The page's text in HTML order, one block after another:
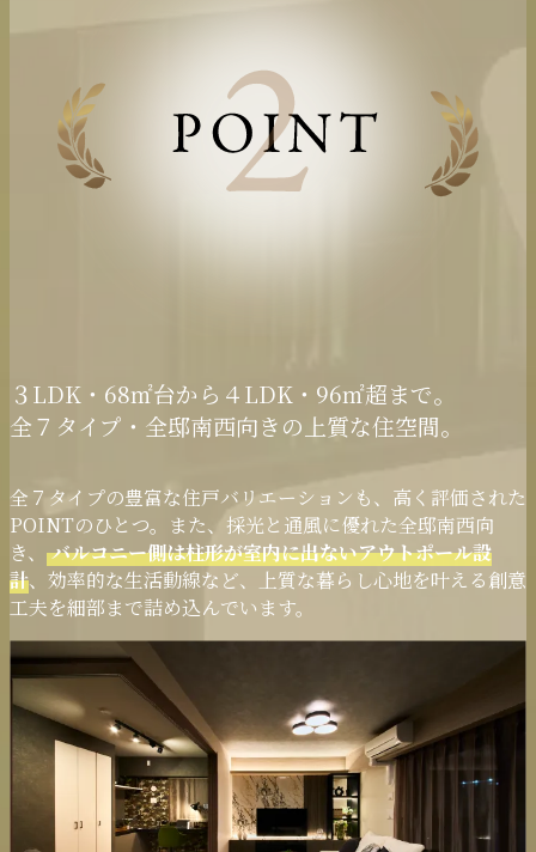
３LDK・68㎡台から ４LDK・96㎡超まで。
全７タイプ・全邸南西向きの上質な住空間。
全７タイプの豊富な住戸バリエーションも、高く評価された
POINTのひとつ。また、採光と通風に優れた全邸南西向
き、 バルコニー側は柱形が室内に出ないアウトポール設
計、効率的な生活動線など、上質な暮らし心地を叶える創意
工夫を細部まで詰め込んでいます。